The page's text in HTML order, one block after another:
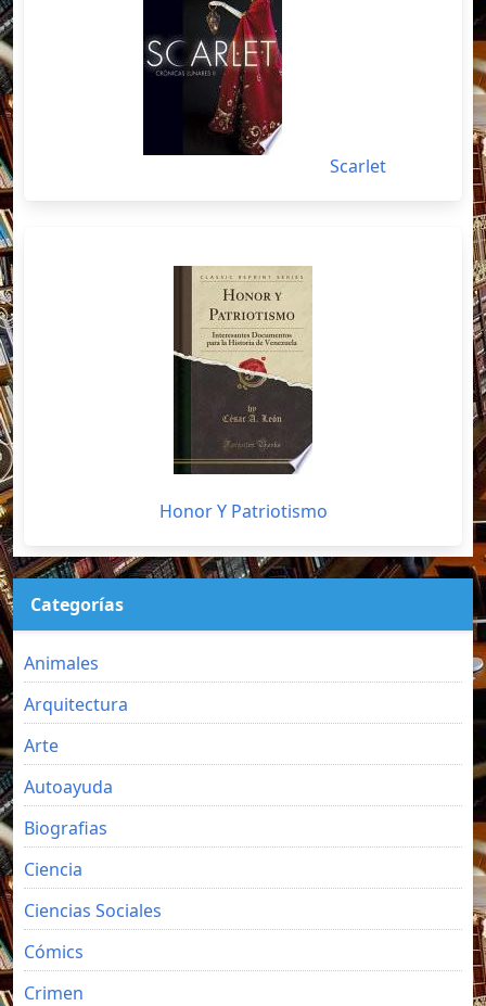
Scarlet
Honor Y Patriotismo
Categorías
Animales
Arquitectura
Arte
Autoayuda
Biografias
Ciencia
Ciencias Sociales
Cómics
Crimen